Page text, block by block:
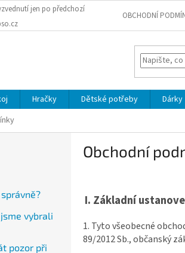
jen po předchozí
OBCHODNÍ
Hračky Dětské potřeby Dárky
vybrali
pozor při
Obchodní
I. Základní
1. Tyto všeobecné
89/2012 Sb., občanský